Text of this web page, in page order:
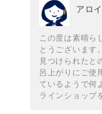
アロ
この度は素晴ら
とうございます
見つけられたと
呂上がりにご使
ているようで何
ラインショップ